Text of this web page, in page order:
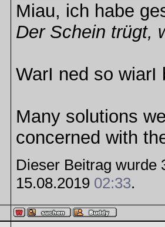
Miau, ich habe
Der Schein trügt,
WarI ned so wiarI
Many solutions
concerned with
Dieser Beitrag wurde
15.08.2019 02:33.